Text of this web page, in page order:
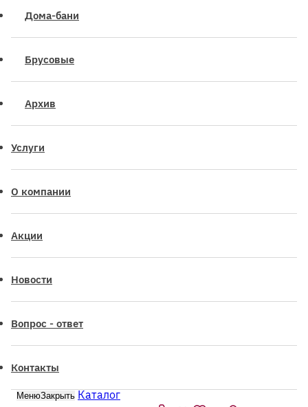
Дома-бани
Брусовые
Архив
Услуги
О компании
Акции
Новости
Вопрос - ответ
Контакты
МенюЗакрыть Каталог
Все проекты из каталога можно заказать